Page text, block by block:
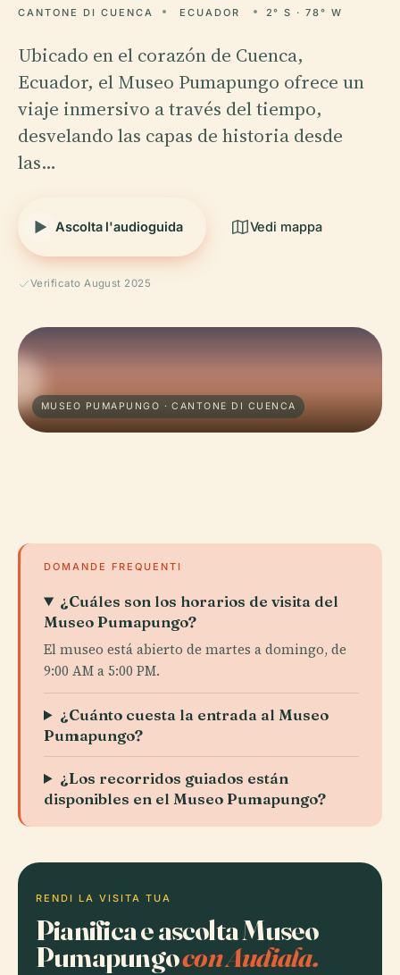
CANTONE DI CUENCA ECUADOR 2° S · 78° W
Ubicado en el corazón de Cuenca,
Ecuador, el Museo Pumapungo ofrece un
viaje inmersivo a través del tiempo,
desvelando las capas de historia desde
las…
Ascolta l'audioguida Vedi mappa
Verificato August 2025
MUSEO PUMAPUNGO · CANTONE DI CUENCA
DOMANDE FREQUENTI
¿Cuáles son los horarios de visita del
Museo Pumapungo?
El museo está abierto de martes a domingo, de
9:00 AM a 5:00 PM.
¿Cuánto cuesta la entrada al Museo
Pumapungo?
¿Los recorridos guiados están
disponibles en el Museo Pumapungo?
RENDI LA VISITA TUA
Pianifica e ascolta Museo
Pumapungocon Audiala.